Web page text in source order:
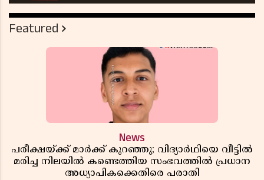
Featured
News
പരീക്ഷയ്ക്ക് മാർക്ക് കുറഞ്ഞു; വിദ്യാർഥിയെ വീട്ടിൽ
മരിച്ച നിലയിൽ കണ്ടെത്തിയ സംഭവത്തിൽ പ്രധാന
അധ്യാപികക്കെതിരെ പരാതി